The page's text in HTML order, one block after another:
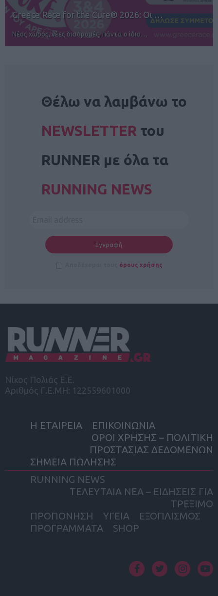
12ος TUI Rhodes Marathon: Άνοιγμα ε…
Αγώνες για όλους στην Ρόδο
Θέλω να λαμβάνω το
NEWSLETTER του
RUNNER με όλα τα
RUNNING NEWS
όρους χρήσης
Νίκος Πολιάς Ε.Ε.
Αριθμός Γ.Ε.ΜΗ: 122559601000
Η ΕΤΑΙΡΕΙΑ
ΕΠΙΚΟΙΝΩΝΙΑ
ΟΡΟΙ ΧΡΗΣΗΣ – ΠΟΛΙΤΙΚΗ
ΠΡΟΣΤΑΣΙΑΣ ΔΕΔΟΜΕΝΩΝ
ΣΗΜΕΙΑ ΠΩΛΗΣΗΣ
RUNNING NEWS
ΤΕΛΕΥΤΑΙΑ ΝΕΑ – ΕΙΔΗΣΕΙΣ ΓΙΑ
ΤΡΕΞΙΜΟ
ΠΡΟΠΟΝΗΣΗ
ΥΓΕΙΑ
ΕΞΟΠΛΙΣΜΟΣ
ΠΡΟΓΡΑΜΜΑΤΑ
SHOP